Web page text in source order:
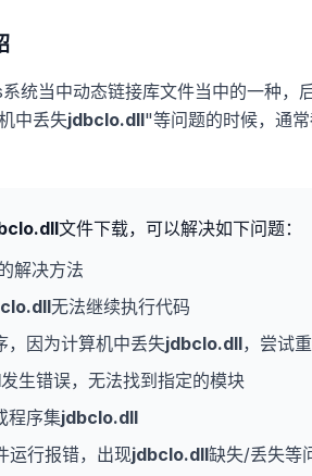
统当中动态链接库文件当中的一种，
中丢失jdbclo.dll"等问题的时候，通
文件下载，可以解决如下问题：
解决方法
无法继续执行代码
，因为计算机中丢失jdbclo.dll，尝试
发生错误，无法找到指定的模块
程序集jdbclo.dll
运行报错，出现jdbclo.dll缺失/丢失等